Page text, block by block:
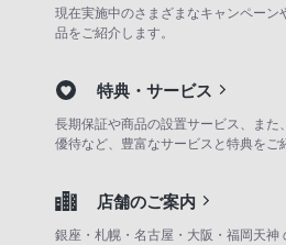
現在実施中のさまざまなキャンペーン
品をご紹介します。
特典・サービス
長期保証や商品の設置サービス、また
優待など、豊富なサービスと特典をご
店舗のご案内
銀座・札幌・名古屋・大阪・福岡天神